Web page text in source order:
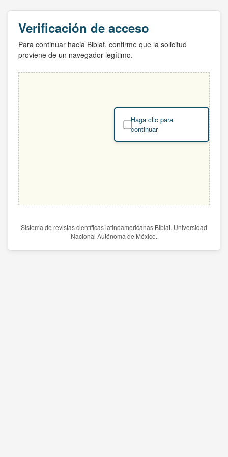
Verificación de acceso
Para continuar hacia Biblat, confirme que la solicitud
proviene de un navegador legítimo.
Haga clic para
continuar
Sistema de revistas científicas latinoamericanas Biblat. Universidad
Nacional Autónoma de México.